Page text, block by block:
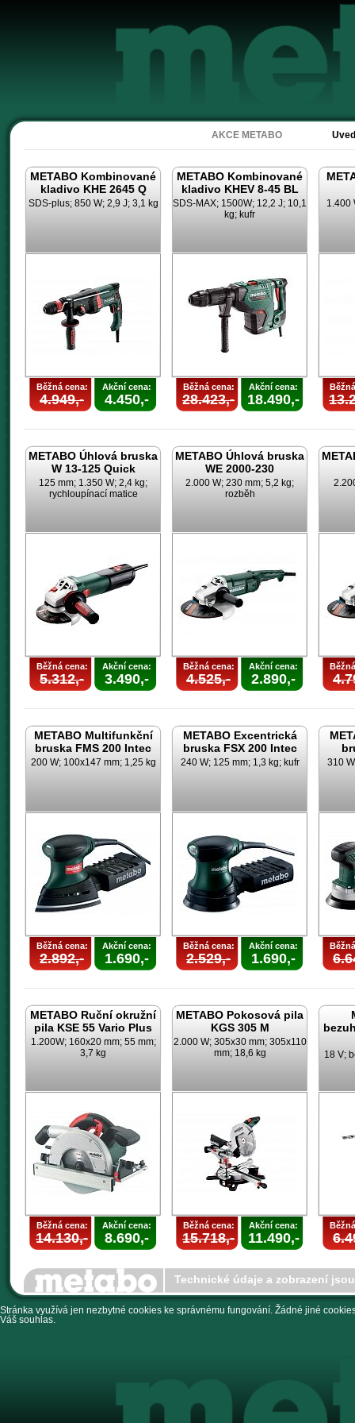
AKCE METABO
METABO Kombinované
kladivo KHE 2645 Q
SDS-plus; 850 W; 2,9 J; 3,1 kg
Běžná cena:
4.949,-
Akční cena:
4.450,-
METABO Kombinované
kladivo KHEV 8-45 BL
SDS-MAX; 1500W; 12,2 J; 10,1
kg; kufr
Běžná cena:
28.423,-
Akční cena:
18.490,-
1.400
METABO Úhlová bruska
W 13-125 Quick
125 mm; 1.350 W; 2,4 kg;
rychloupínací matice
Běžná cena:
5.312,-
Akční cena:
3.490,-
METABO Úhlová bruska
WE 2000-230
2.000 W; 230 mm; 5,2 kg;
rozběh
Běžná cena:
4.525,-
Akční cena:
2.890,-
METABO Multifunkční
bruska FMS 200 Intec
200 W; 100x147 mm; 1,25 kg
Běžná cena:
2.892,-
Akční cena:
1.690,-
METABO Excentrická
bruska FSX 200 Intec
240 W; 125 mm; 1,3 kg; kufr
Běžná cena:
2.529,-
Akční cena:
1.690,-
310
METABO Ruční okružní
pila KSE 55 Vario Plus
1.200W; 160x20 mm; 55 mm;
3,7 kg
Běžná cena:
14.130,-
Akční cena:
8.690,-
METABO Pokosová pila
KGS 305 M
2.000 W; 305x30 mm; 305x110
mm; 18,6 kg
Běžná cena:
15.718,-
Akční cena:
11.490,-
18 V;
Technické údaje a zobrazení
Stránka využívá jen nezbytné cookies ke správnému fungování. Žádné jiné
Váš souhlas.